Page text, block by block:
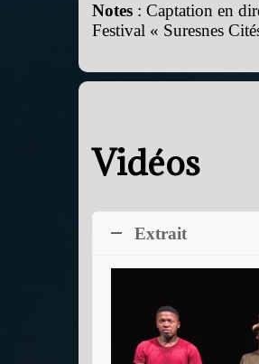
Notes : Captation en
Festival « Suresnes
Vidéos
Extrait